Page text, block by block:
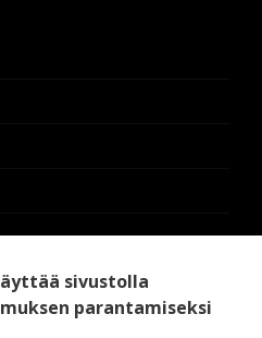
sivustolla
parantamiseksi